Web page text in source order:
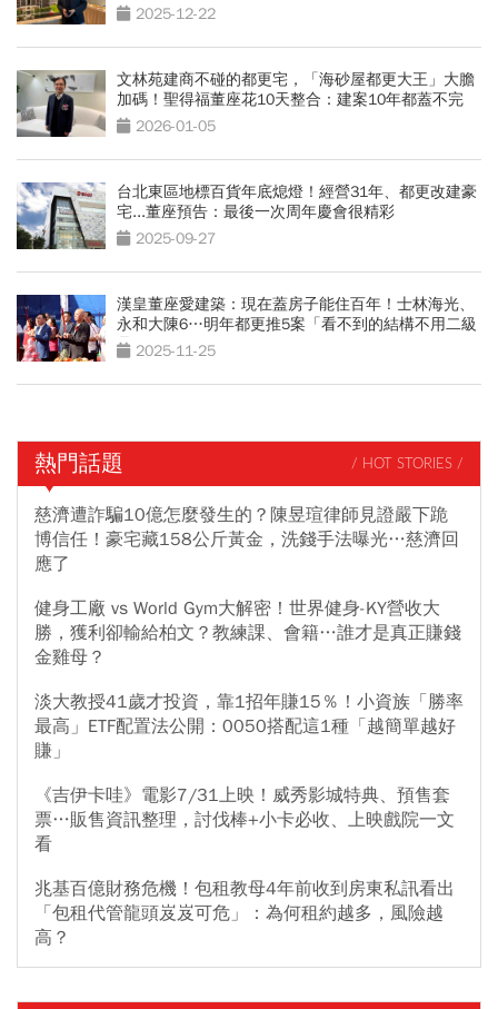
2025-12-22
文林苑建商不碰的都更宅，「海砂屋都更大王」大膽
加碼！聖得福董座花10天整合：建案10年都蓋不完
2026-01-05
台北東區地標百貨年底熄燈！經營31年、都更改建豪
宅...董座預告：最後一次周年慶會很精彩
2025-09-27
漢皇董座愛建築：現在蓋房子能住百年！士林海光、
永和大陳6…明年都更推5案「看不到的結構不用二級
品」2025-11-25
熱門話題 / HOT STORIES /
慈濟遭詐騙10億怎麼發生的？陳昱瑄律師見證嚴下跪
博信任！豪宅藏158公斤黃金，洗錢手法曝光…慈濟回
應了
健身工廠 vs World Gym大解密！世界健身-KY營收大
勝，獲利卻輸給柏文？教練課、會籍…誰才是真正賺錢
金雞母？
淡大教授41歲才投資，靠1招年賺15％！小資族「勝率
最高」ETF配置法公開：0050搭配這1種「越簡單越好
賺」
《吉伊卡哇》電影7/31上映！威秀影城特典、預售套
票…販售資訊整理，討伐棒+小卡必收、上映戲院一文
看
兆基百億財務危機！包租教母4年前收到房東私訊看出
「包租代管龍頭岌岌可危」：為何租約越多，風險越
高？